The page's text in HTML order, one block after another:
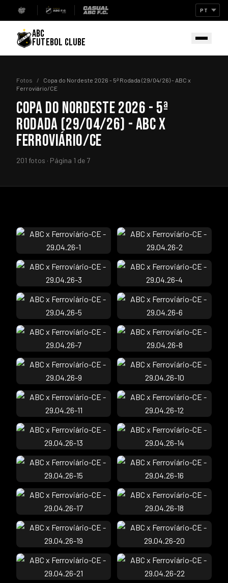
ABC
FUTEBOL CLUBE
Fotos /
Copa do Nordeste 2026 - 5ª Rodada (29/04/26) - ABC x
Ferroviário/CE
COPA DO NORDESTE 2026 - 5ª
RODADA (29/04/26) - ABC X
FERROVIÁRIO/CE
201 fotos · Página 1 de 7